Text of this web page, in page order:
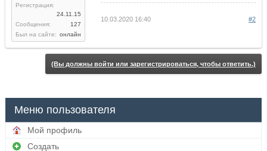
Регистрация:
24.11.15
Сообщения:
127
Был на сайте: онлайн
10.03.2020 16:40 #2
(Вы должны войти или зарегистрироваться, чтобы ответить.)
Меню пользователя
Мой профиль
Создать